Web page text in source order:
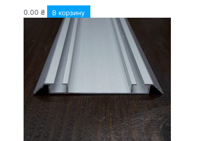
0.00 ₴ В корзину